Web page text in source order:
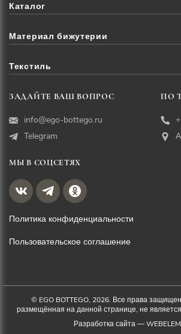
Каталог
Материал бижутерии
Текстиль
ЗАДАЙТЕ ВАШ ВОПРОС
info@ego-bottego.ru
Telegram
ПО
МЫ В СОЦСЕТЯХ
Политика конфиденциальности
Пользовательское соглашение
© EGO BOTTEGO, 2026. Все права
размещённая на данной странице, не
Разработка сайта —